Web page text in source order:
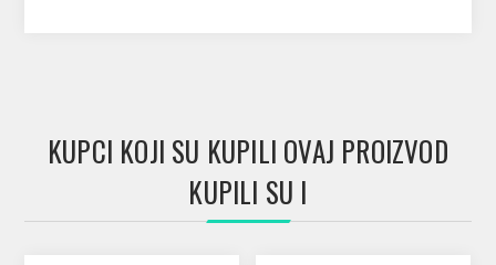
KUPCI KOJI SU KUPILI OVAJ PROIZVOD
KUPILI SU I